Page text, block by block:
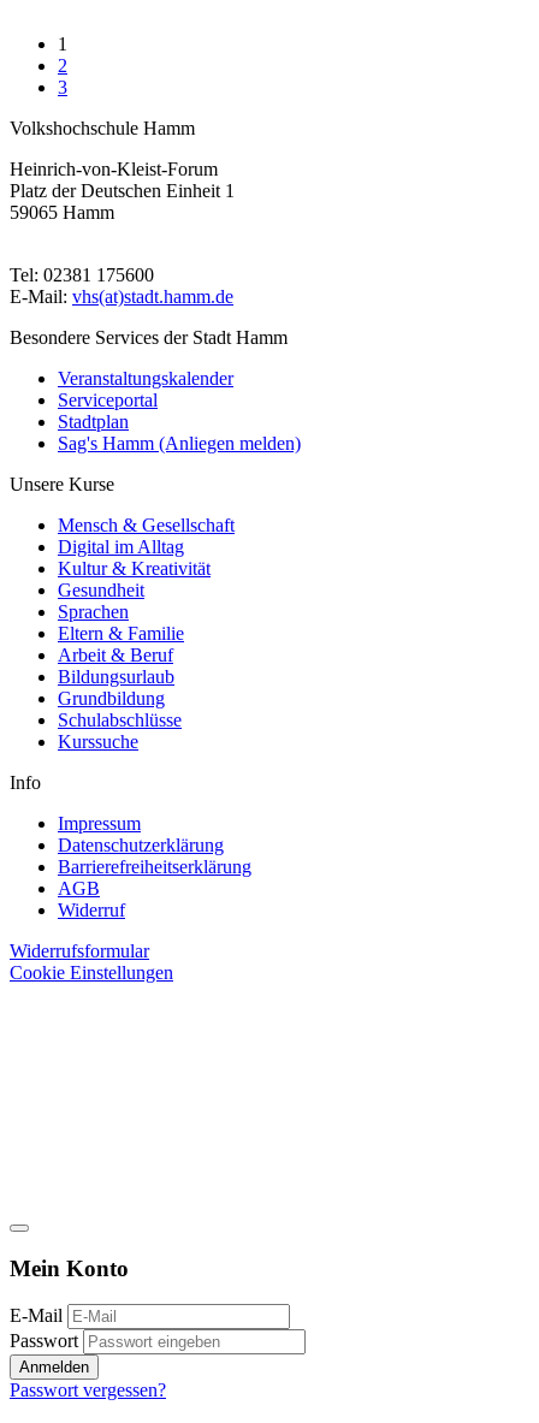
1
2
3
Volkshochschule Hamm
Heinrich-von-Kleist-Forum
Platz der Deutschen Einheit 1
59065 Hamm
Tel: 02381 175600
E-Mail: vhs(at)stadt.hamm.de
Besondere Services der Stadt Hamm
Veranstaltungskalender
Serviceportal
Stadtplan
Sag's Hamm (Anliegen melden)
Unsere Kurse
Mensch & Gesellschaft
Digital im Alltag
Kultur & Kreativität
Gesundheit
Sprachen
Eltern & Familie
Arbeit & Beruf
Bildungsurlaub
Grundbildung
Schulabschlüsse
Kurssuche
Info
Impressum
Datenschutzerklärung
Barrierefreiheitserklärung
AGB
Widerruf
Widerrufsformular
Cookie Einstellungen
Mein Konto
E-Mail
Passwort
Anmelden
Passwort vergessen?